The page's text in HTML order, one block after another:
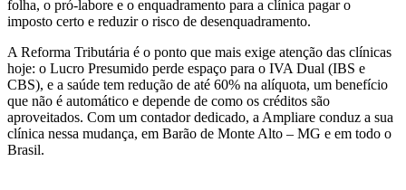
folha, o pró-labore e o enquadramento para a clínica pagar o
imposto certo e reduzir o risco de desenquadramento.
A Reforma Tributária é o ponto que mais exige atenção das clínicas
hoje: o Lucro Presumido perde espaço para o IVA Dual (IBS e
CBS), e a saúde tem redução de até 60% na alíquota, um benefício
que não é automático e depende de como os créditos são
aproveitados. Com um contador dedicado, a Ampliare conduz a sua
clínica nessa mudança, em Barão de Monte Alto – MG e em todo o
Brasil.